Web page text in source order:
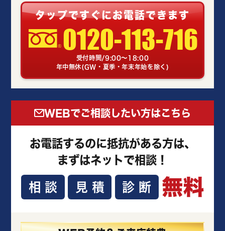
タップですぐにお電話できます
0120-113-716
受付時間/9:00～18:00
年中無休(GW・夏季・年末年始を除く)
WEBでご相談したい方はこちら
お電話するのに抵抗がある方は、
まずはネットで相談！
相談 見積 診断 無料